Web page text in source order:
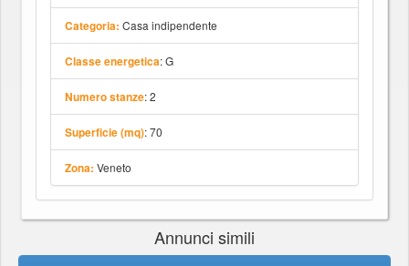
Categoria: Casa indipendente
Classe energetica: G
Numero stanze: 2
Superficie (mq): 70
Zona: Veneto
Annunci simili